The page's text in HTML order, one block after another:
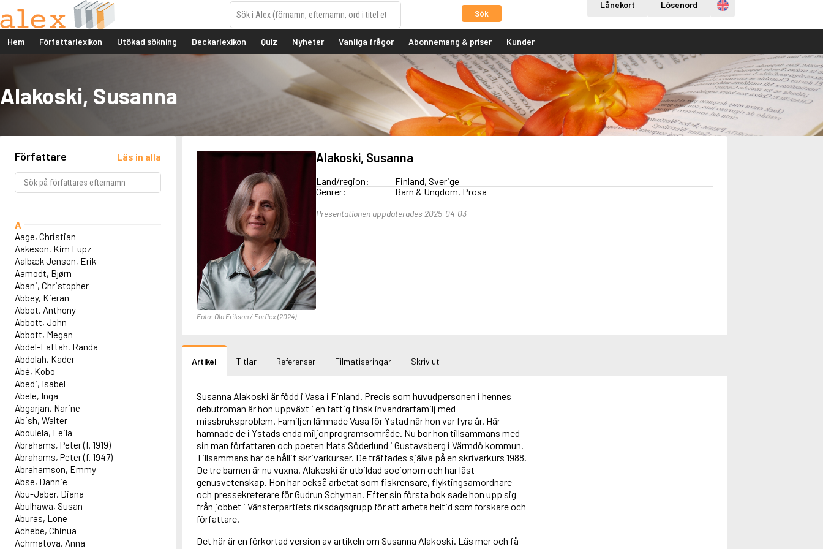
Sök
Lånekort Lösenord Engelska
Hem Författarlexikon Utökad sökning Deckarlexikon Quiz Nyheter Vanliga frågor Abonnemang & priser Kunder
Alakoski, Susanna
Författare Läs in alla
A
Aage, Christian
Aakeson, Kim Fupz
Aalbæk Jensen, Erik
Aamodt, Bjørn
Abani, Christopher
Abbey, Kieran
Abbot, Anthony
Abbott, John
Abbott, Megan
Abdel-Fattah, Randa
Abdolah, Kader
Abé, Kobo
Abedi, Isabel
Abele, Inga
Abgarjan, Narine
Abish, Walter
Aboulela, Leila
Abrahams, Peter (f. 1919)
Abrahams, Peter (f. 1947)
Abrahamson, Emmy
Abse, Dannie
Abu-Jaber, Diana
Abulhawa, Susan
Aburas, Lone
Achebe, Chinua
Achmatova, Anna
Foto: Ola Erikson / Forflex (2024)
Alakoski, Susanna
Land/region:
Finland, Sverige
Genrer:
Barn & Ungdom, Prosa
Presentationen uppdaterades 2025-04-03
Artikel Titlar Referenser Filmatiseringar Skriv ut
Susanna Alakoski är född i Vasa i Finland. Precis som huvudpersonen i hennes
debutroman är hon uppväxt i en fattig finsk invandrarfamilj med
missbruksproblem. Familjen lämnade Vasa för Ystad när hon var fyra år. Här
hamnade de i Ystads enda miljonprogramsområde. Nu bor hon tillsammans med
sin man författaren och poeten Mats Söderlund i Gustavsberg i Värmdö kommun.
Tillsammans har de hållit skrivarkurser. De träffades själva på en skrivarkurs 1988.
De tre barnen är nu vuxna. Alakoski är utbildad socionom och har läst
genusvetenskap. Hon har också arbetat som fiskrensare, flyktingsamordnare
och pressekreterare för Gudrun Schyman. Efter sin första bok sade hon upp sig
från jobbet i Vänsterpartiets riksdagsgrupp för att arbeta heltid som forskare och
författare.
Det här är en förkortad version av artikeln om Susanna Alakoski. Läs mer och få